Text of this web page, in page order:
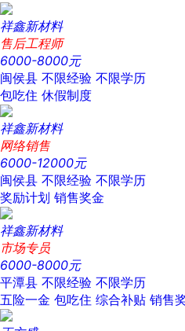
祥鑫新材料
售后工程师
6000-8000元
闽侯县 不限经验 不限学历
包吃住 休假制度
祥鑫新材料
网络销售
6000-12000元
闽侯县 不限经验 不限学历
奖励计划 销售奖金
祥鑫新材料
市场专员
6000-8000元
平潭县 不限经验 不限学历
五险一金 包吃住 综合补贴 销售